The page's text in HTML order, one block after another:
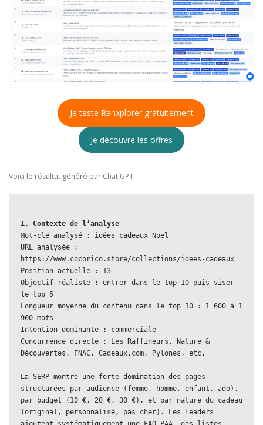
Je teste Ranxplorer gratuitement
Je découvre les offres
Voici le résultat généré par Chat GPT :
1. Contexte de l’analyse
Mot-clé analysé : idées cadeaux Noël
URL analysée :
https://www.cocorico.store/collections/idees-cadeaux
Position actuelle : 13
Objectif réaliste : entrer dans le top 10 puis viser
le top 5
Longueur moyenne du contenu dans le top 10 : 1 600 à 1
900 mots
Intention dominante : commerciale
Concurrence directe : Les Raffineurs, Nature &
Découvertes, FNAC, Cadeaux.com, Pylones, etc.
La SERP montre une forte domination des pages
structurées par audience (femme, homme, enfant, ado),
par budget (10 €, 20 €, 30 €), et par nature du cadeau
(original, personnalisé, pas cher). Les leaders